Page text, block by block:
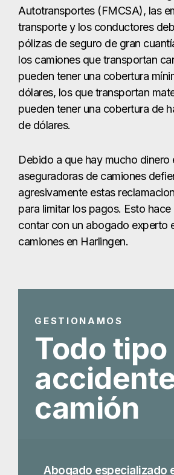
Debido a que hay mucho dinero
aseguradoras de camiones
agresivamente estas
para limitar los pagos. Esto hace
contar con un abogado experto
camiones en Harlingen.
GESTIONAMOS
Todo
Abogado especializado
accidentes mortales de
camiones en Harlingen
Abogado especializado
accidentes de camiones
ruedas en Harlingen